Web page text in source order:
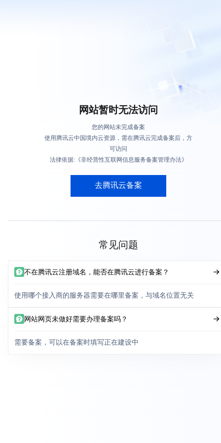
网站暂时无法访问
您的网站未完成备案
使用腾讯云中国境内云资源，需在腾讯云完成备案后，方
可访问
法律依据:《非经营性互联网信息服务备案管理办法》
去腾讯云备案
常见问题
不在腾讯云注册域名，能否在腾讯云进行备案？
使用哪个接入商的服务器需要在哪里备案，与域名位置无关
网站网页未做好需要办理备案吗？
需要备案，可以在备案时填写正在建设中